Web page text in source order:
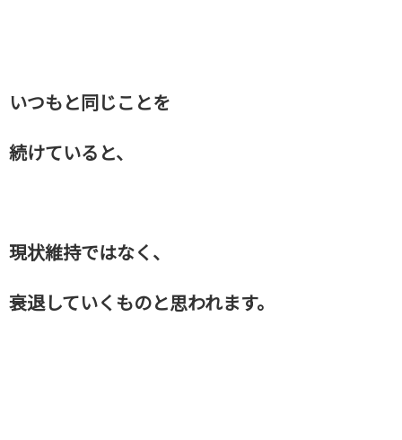
いつもと同じことを
続けていると、
現状維持ではなく、
衰退していくものと思われます。